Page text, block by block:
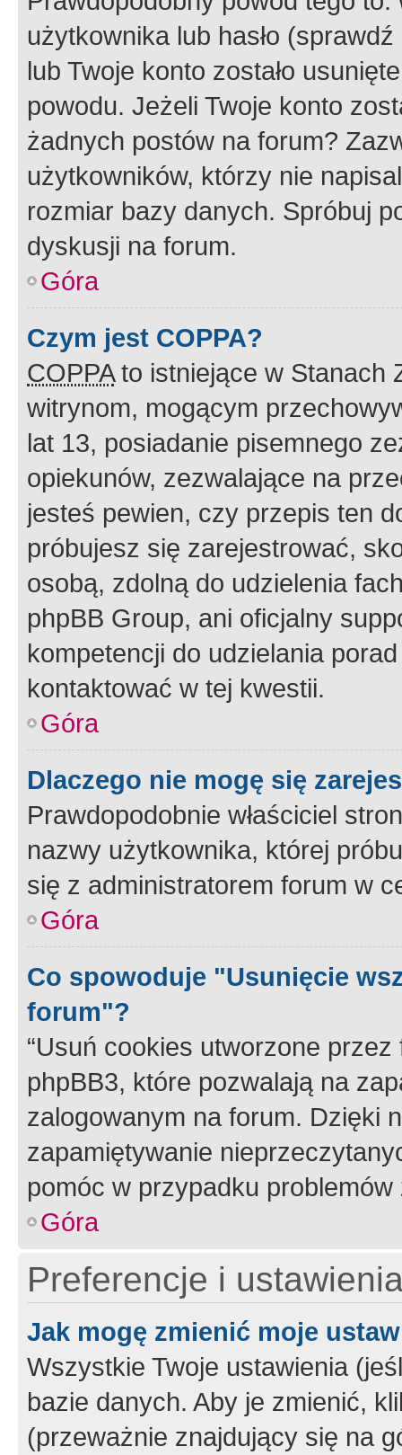
użytkownika lub hasło
lub Twoje konto zostało
powodu. Jeżeli Twoje konto
żadnych postów na forum?
użytkowników, którzy nie
rozmiar bazy danych. Spróbuj
dyskusji na forum.
Góra
Czym jest COPPA?
COPPAto istniejące w Stanach
witrynom, mogącym
lat 13, posiadanie pisemnego
opiekunów, zezwalające na
jesteś pewien, czy przepis ten
próbujesz się zarejestrować,
osobą, zdolną do udzielenia
phpBB Group, ani oficjalny
kompetencji do udzielania
kontaktować w tej kwestii.
Góra
Dlaczego nie mogę się
Prawdopodobnie właściciel
nazwy użytkownika, której
się z administratorem forum w
Góra
Co spowoduje "Usunięcie
forum"?
“Usuń cookies utworzone
phpBB3, które pozwalają na
zalogowanym na forum. Dzięki
zapamiętywanie
pomóc w przypadku
Góra
Preferencje i
Jak mogę zmienić moje
Wszystkie Twoje ustawienia
bazie danych. Aby je zmienić,
(przeważnie znajdujący się na